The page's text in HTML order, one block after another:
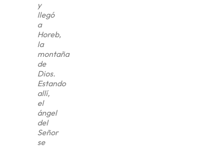
y
llegó
a
Horeb,
la
montaña
de
Dios.
Estando
allí,
el
ángel
del
Señor
se